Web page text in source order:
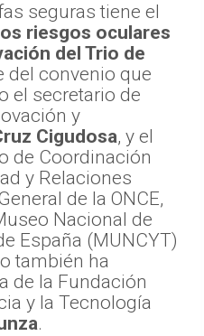
seguras tiene el
riesgos oculares
del Trio de
del convenio que
el secretario de
y
Cigudosa, y el
de Coordinación
y Relaciones
de la ONCE,
Nacional de
España (MUNCYT)
también ha
de la Fundación
y la Tecnología
.